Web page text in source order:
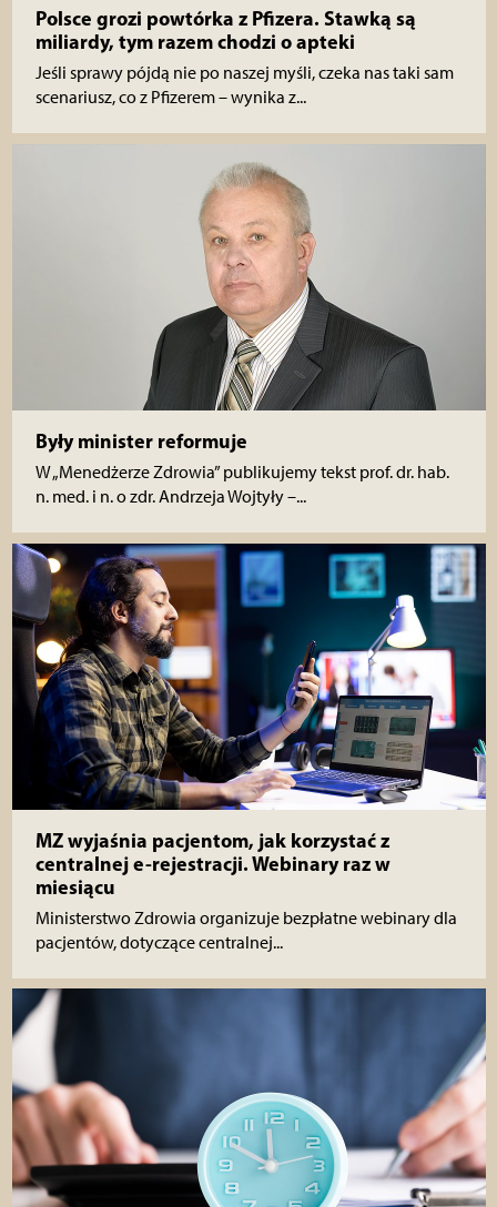
Polsce grozi powtórka z Pfizera. Stawką są
miliardy, tym razem chodzi o apteki
Jeśli sprawy pójdą nie po naszej myśli, czeka nas taki sam
scenariusz, co z Pfizerem – wynika z...
Były minister reformuje
W „Menedżerze Zdrowia” publikujemy tekst prof. dr. hab.
n. med. i n. o zdr. Andrzeja Wojtyły –...
MZ wyjaśnia pacjentom, jak korzystać z
centralnej e-rejestracji. Webinary raz w
miesiącu
Ministerstwo Zdrowia organizuje bezpłatne webinary dla
pacjentów, dotyczące centralnej...